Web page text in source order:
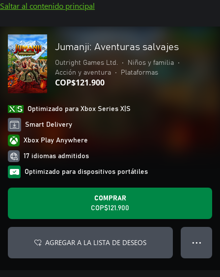
Saltar al contenido principal
Jumanji: Aventuras salvajes
Outright Games Ltd. • Niños y familia
•
Acción y aventura
• Plataformas
COP$121.900
Optimizado para Xbox Series X|S
Smart Delivery
Xbox Play Anywhere
17 idiomas admitidos
Optimizado para dispositivos portátiles
COMPRAR
COP$121.900
AGREGAR A LA LISTA DE DESEOS ● ● ●